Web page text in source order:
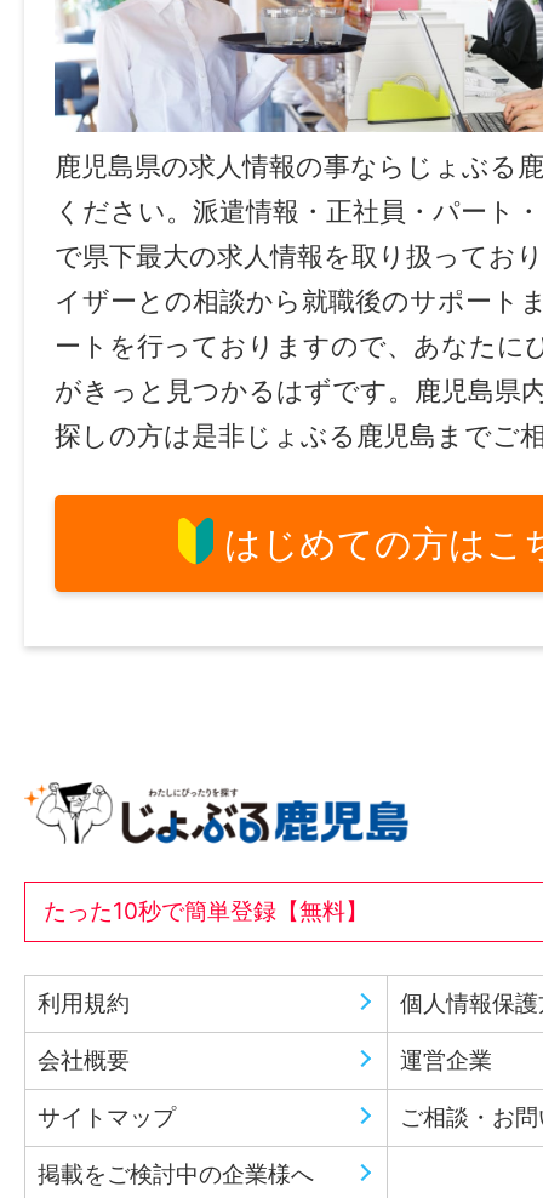
鹿児島県の求人情報の事ならじょぶる
ください。派遣情報・正社員・パート
で県下最大の求人情報を取り扱ってお
イザーとの相談から就職後のサポート
ートを行っておりますので、あなたに
がきっと見つかるはずです。鹿児島県
探しの方は是非じょぶる鹿児島までご
はじめての方はこ
たった10秒で簡単登録【無料】
利用規約 個人情報保
会社概要 運営企業
サイトマップ ご相談・お
掲載をご検討中の企業様へ